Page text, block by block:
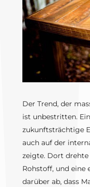
Der Trend, der
ist unbestritten.
zukunftsträchtige
auch auf der
zeigte. Dort
Rohstoff, und eine
darüber ab, dass